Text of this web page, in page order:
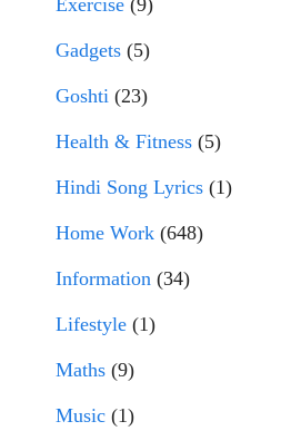
Exercise (9)
Gadgets (5)
Goshti (23)
Health & Fitness (5)
Hindi Song Lyrics (1)
Home Work (648)
Information (34)
Lifestyle (1)
Maths (9)
Music (1)